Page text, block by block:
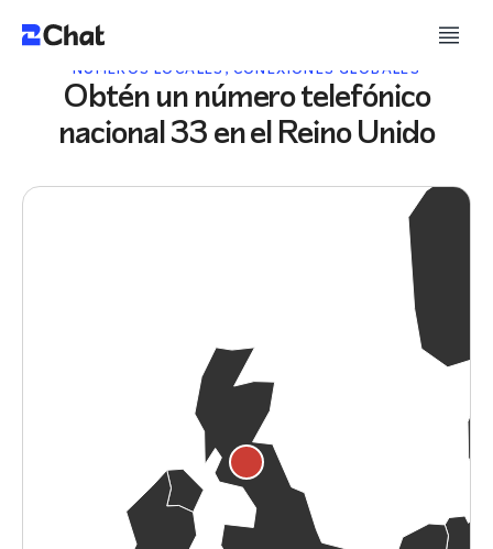
NÚMEROS LOCALES, CONEXIONES GLOBALES
Obtén un número telefónico
nacional 33 en el Reino Unido